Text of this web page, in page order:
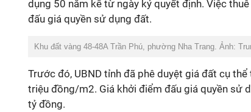
dụng 50 năm kể từ ngày ký quyết định. Việc
đấu giá quyền sử dụng đất.
Khu đất vàng 48-48A Trần Phú, phường Nha Trang. Ảnh:
Trước đó, UBND tỉnh đã phê duyệt giá đất cụ
triệu đồng/m2. Giá khởi điểm đấu giá quyền sử
tỷ đồng.